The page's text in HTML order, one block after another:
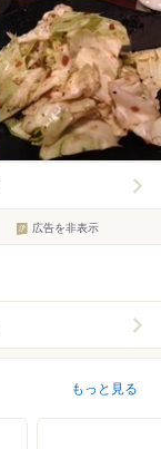
広告を非表示
もっと見る